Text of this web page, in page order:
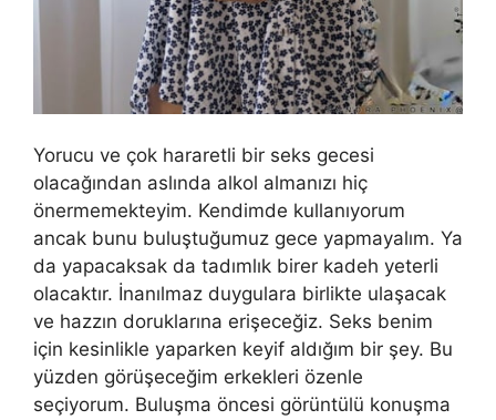
Yorucu ve çok hararetli bir seks gecesi
olacağından aslında alkol almanızı hiç
önermemekteyim. Kendimde kullanıyorum
ancak bunu buluştuğumuz gece yapmayalım. Ya
da yapacaksak da tadımlık birer kadeh yeterli
olacaktır. İnanılmaz duygulara birlikte ulaşacak
ve hazzın doruklarına erişeceğiz. Seks benim
için kesinlikle yaparken keyif aldığım bir şey. Bu
yüzden görüşeceğim erkekleri özenle
seçiyorum. Buluşma öncesi görüntülü konuşma